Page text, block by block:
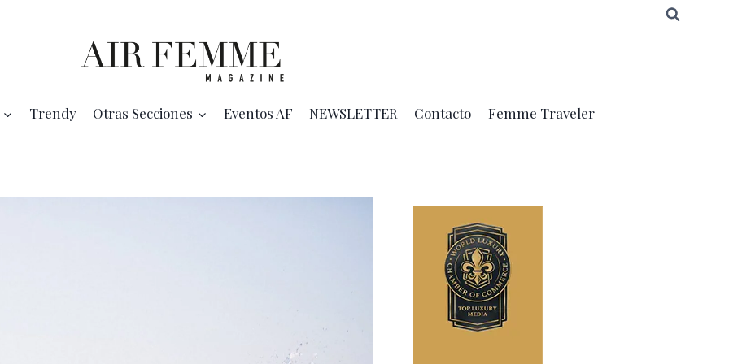
Trendy Otras Secciones Eventos AF NEWSLETTER Contacto Femme Traveler